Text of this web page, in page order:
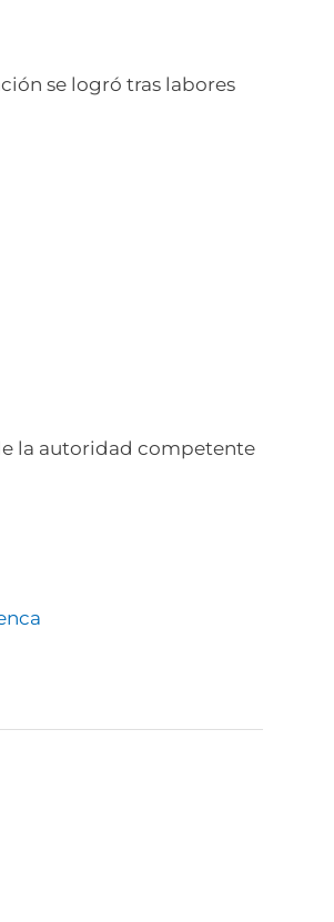
se logró tras labores
la autoridad competente